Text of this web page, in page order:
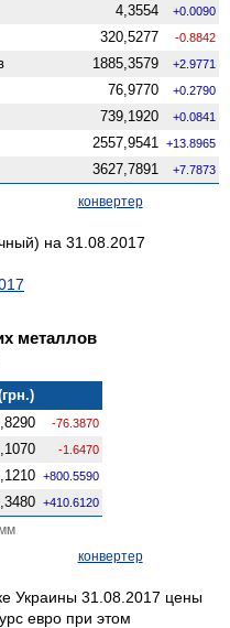
4,3554 +0.0090
320,5277 -0.8842
1885,3579 +2.9771
76,9770 +0.2790
739,1920 +0.0841
2557,9541 +13.8965
3627,7891 +7.7873
конвертер
на 31.08.2017
металлов
-76.3870
-1.6470
+800.5590
+410.6120
конвертер
Украины 31.08.2017 цены
евро при этом